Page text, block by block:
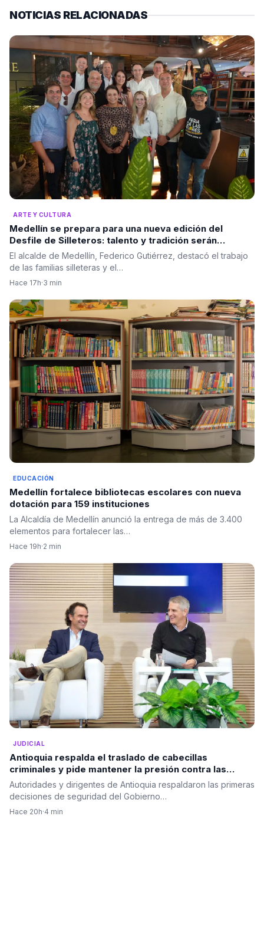
NOTICIAS RELACIONADAS
ARTE Y CULTURA
Medellín se prepara para una nueva edición del
Desfile de Silleteros: talento y tradición serán
protagonistas
El alcalde de Medellín, Federico Gutiérrez, destacó el trabajo
de las familias silleteras y el…
Hace 17h·3 min
EDUCACIÓN
Medellín fortalece bibliotecas escolares con nueva
dotación para 159 instituciones
La Alcaldía de Medellín anunció la entrega de más de 3.400
elementos para fortalecer las…
Hace 19h·2 min
JUDICIAL
Antioquia respalda el traslado de cabecillas
criminales y pide mantener la presión contra las
estructuras ilegales
Autoridades y dirigentes de Antioquia respaldaron las primeras
decisiones de seguridad del Gobierno…
Hace 20h·4 min